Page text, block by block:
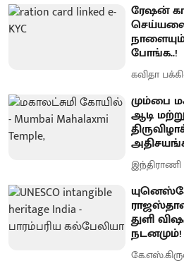
ரேஷன்
போங்க..!
கவிதா
மும்பை
ஆடி
துளி
நடனமும்!